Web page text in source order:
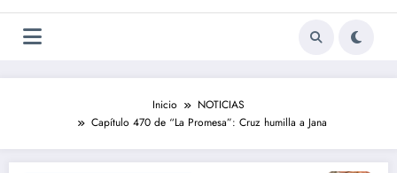
Inicio
NOTICIAS
Capítulo 470 de “La Promesa”: Cruz humilla a Jana